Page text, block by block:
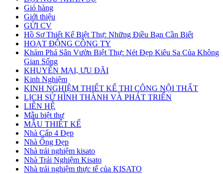
Giỏ hàng
Giới thiệu
GỬI CV
Hồ Sơ Thiết Kế Biệt Thự: Những Điều Bạn Cần Biết
HOẠT ĐỘNG CÔNG TY
Khám Phá Sân Vườn Biệt Thự: Nét Đẹp Kiêu Sa Của Không
Gian Sống
KHUYẾN MẠI, ƯU ĐÃI
Kinh Nghiệm
KINH NGHIỆM THIẾT KẾ THI CÔNG NỘI THẤT
LỊCH SỬ HÌNH THÀNH VÀ PHÁT TRIỂN
LIÊN HỆ
Mẫu biệt thự
MẪU THIẾT KẾ
Nhà Cấp 4 Đẹp
Nhà Ống Đẹp
Nhà trải nghiệm kisato
Nhà Trải Nghiệm Kisato
Nhà trải nghiệm thực tế của KISATO